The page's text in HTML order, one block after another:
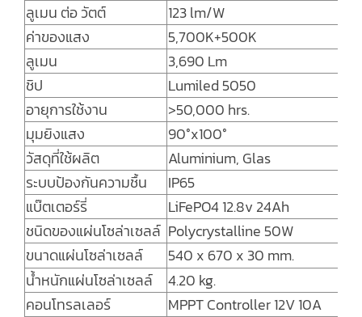
ลูเมน ต่อ วัตต์
123 lm/W
ค่าของแสง
5,700K+500K
ลูเมน
3,690 Lm
ชิป
Lumiled 5050
อายุการใช้งาน
>50,000 hrs.
มุมยิงแสง
90°x100°
วัสดุที่ใช้ผลิต
Aluminium, Glas
ระบบป้องกันความชื้น
IP65
แบ๊ตเตอร์รี่
LiFePO4 12.8v 24Ah
ชนิดของแผ่นโซล่าเซลล์ Polycrystalline 50W
ขนาดแผ่นโซล่าเซลล์
540 x 670 x 30 mm.
น้ำหนักแผ่นโซล่าเซลล์
4.20 kg.
คอนโทรลเลอร์
MPPT Controller 12V 10A